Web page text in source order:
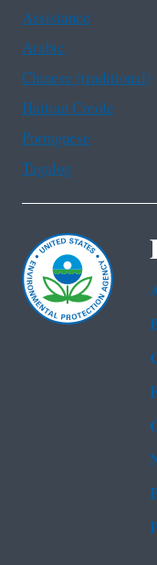
Assistance
Arabic
Chinese (traditional)
Haitian Creole
Portuguese
Tagalog